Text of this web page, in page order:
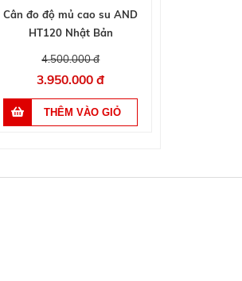
Cân đo độ mủ cao su AND
HT120 Nhật Bản
4.500.000 đ
3.950.000 đ